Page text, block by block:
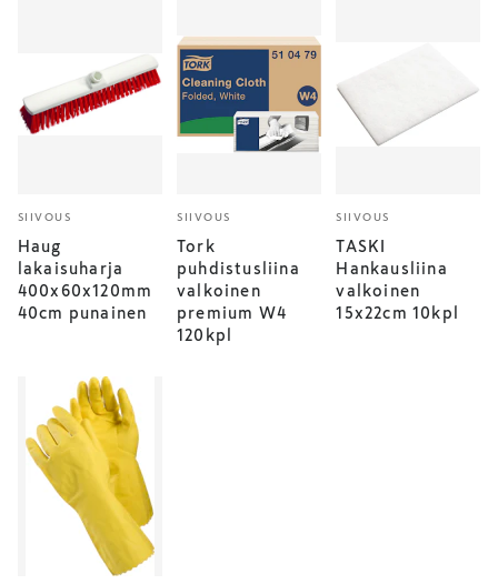
SIIVOUS
Haug
lakaisuharja
400x60x120mm
40cm punainen
SIIVOUS
Tork
puhdistusliina
valkoinen
premium W4
120kpl
SIIVOUS
TASKI
Hankausliina
valkoinen
15x22cm 10kpl